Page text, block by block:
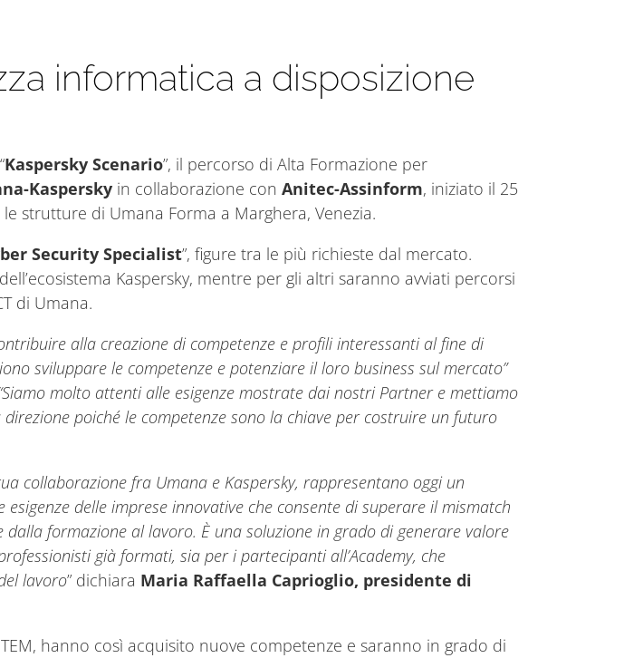
informatica a disposizione
Kaspersky Scenario”, il percorso di Alta Formazione per
Kaspersky in collaborazione conAnitec-Assinform, iniziato il 25
strutture di Umana Forma a Marghera, Venezia.
Security Specialist”, figure tra le più richieste dal mercato.
Kaspersky, mentre per gli altri saranno avviati percorsi
di Umana.
alla creazione di competenze e profili interessanti al fine di
sviluppare le competenze e potenziare il loro business sul mercato”
molto attenti alle esigenze mostrate dai nostri Partner e mettiamo
poiché le competenze sono la chiave per costruire un futuro
collaborazione fra Umana e Kaspersky, rappresentano oggi un
delle imprese innovative che consente di superare il mismatch
formazione al lavoro. È una soluzione in grado di generare valore
già formati, sia per i partecipanti all’Academy, che
lavoro” dichiara Maria Raffaella Caprioglio, presidente di
hanno così acquisito nuove competenze e saranno in grado di